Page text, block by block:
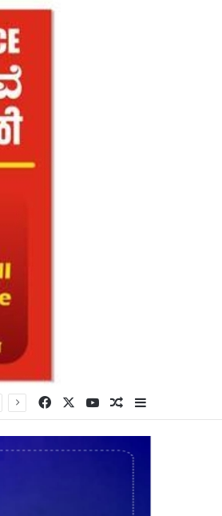
FacebookYouTubeRandom Article